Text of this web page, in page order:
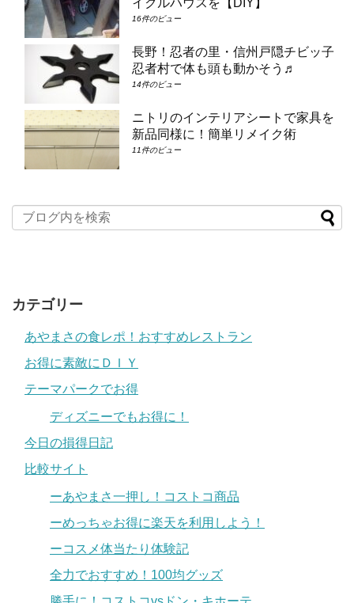
イクルハウスを【DIY】
16件のビュー
長野！忍者の里・信州戸隠チビッ子
忍者村で体も頭も動かそう♬
14件のビュー
ニトリのインテリアシートで家具を
新品同様に！簡単リメイク術
11件のビュー
カテゴリー
あやまさの食レポ！おすすめレストラン
お得に素敵にＤＩＹ
テーマパークでお得
ディズニーでもお得に！
今日の損得日記
比較サイト
ーあやまさ一押し！コストコ商品
ーめっちゃお得に楽天を利用しよう！
ーコスメ体当たり体験記
全力でおすすめ！100均グッズ